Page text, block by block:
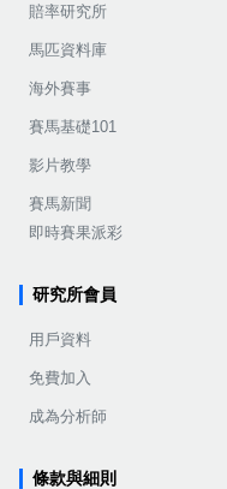
賠率研究所
馬匹資料庫
海外賽事
賽馬基礎101
影片教學
賽馬新聞
即時賽果派彩
研究所會員
用戶資料
免費加入
成為分析師
條款與細則